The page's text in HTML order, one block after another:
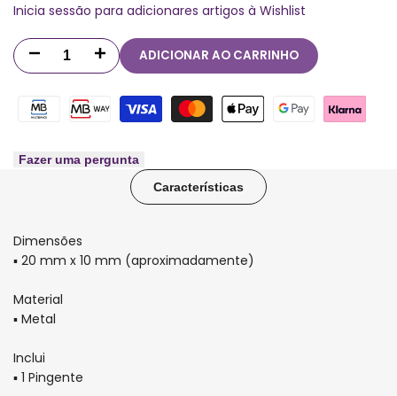
barra
lateral
Inicia sessão para adicionares artigos à Wishlist
Diminuir
para
Pingente
Caderno
fantasy
Cavalo
Aumentar
Pingente
Caderno
ADICIONAR AO CARRINHO
Fazer uma pergunta
Características
Dimensões
▪ 20 mm x 10 mm (aproximadamente)
Material
▪ Metal
Inclui
▪ 1 Pingente